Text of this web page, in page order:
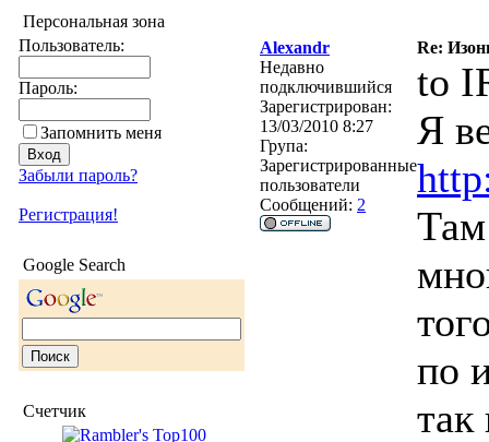
Персональная зона
Пользователь:
Пароль:
Запомнить меня
Забыли пароль?
Регистрация!
Google Search
Счетчик
Alexandr
Re:
Недавно
подключившийся
Зарегистрирован:
13/03/2010 8:27
Група:
Зарегистрированные
пользователи
Сообщений: 2
to
Я
по
так